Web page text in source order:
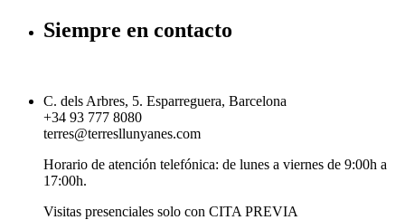
Siempre en contacto
C. dels Arbres, 5. Esparreguera, Barcelona
+34 93 777 8080
terres@terresllunyanes.com
Horario de atención telefónica: de lunes a viernes de 9:00h a
17:00h.
Visitas presenciales solo con CITA PREVIA